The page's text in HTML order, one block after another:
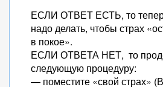
ЕСЛИ ОТВЕТ ЕСТЬ, то
надо делать, чтобы страх
в покое».
ЕСЛИ ОТВЕТА НЕТ, то
следующую процедуру:
— поместите «свой страх»